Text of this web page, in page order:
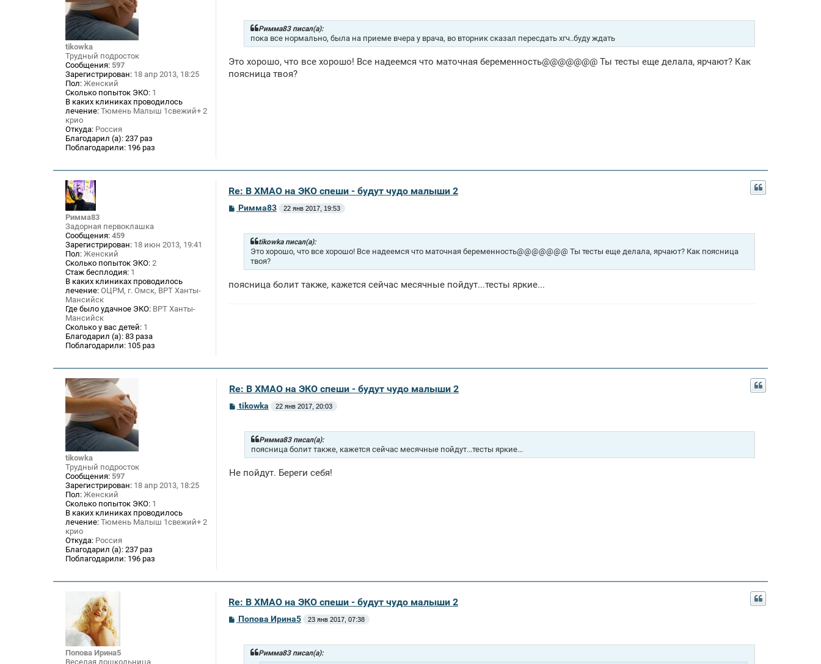
tikowka
Трудный подросток
Сообщения: 597
Зарегистрирован: 18 апр 2013, 18:25
Пол: Женский
Сколько попыток ЭКО: 1
В каких клиниках проводилось
лечение: Тюмень Малыш 1свежий+ 2
крио
Откуда: Россия
Благодарил (а): 237 раз
Поблагодарили: 196 раз
е
Римма83 писал(а):
пока все нормально, была на приеме вчера у врача, во вторник сказал пересдать хгч..буду ждать
Это хорошо, что все хорошо! Все надеемся что маточная беременность@@@@@@@ Ты тесты еще делала, ярчают? Как
поясница твоя?
Римма83
Задорная первоклашка
Сообщения: 459
Зарегистрирован: 18 июн 2013, 19:41
Пол: Женский
Сколько попыток ЭКО: 2
Стаж бесплодия: 1
В каких клиниках проводилось
лечение: ОЦРМ, г. Омск, ВРТ Ханты-
Мансийск
Где было удачное ЭКО: ВРТ Ханты-
Мансийск
Сколько у вас детей: 1
Благодарил (а): 83 раза
Поблагодарили: 105 раз
Re: В ХМАО на ЭКО спеши - будут чудо малыши 2
СРимма83 22 янв 2017, 19:53
tikowka писал(а):
Это хорошо, что все хорошо! Все надеемся что маточная беременность@@@@@@@ Ты тесты еще делала, ярчают? Как поясница
твоя?
поясница болит также, кажется сейчас месячные пойдут...тесты яркие...
tikowka
Трудный подросток
Сообщения: 597
Зарегистрирован: 18 апр 2013, 18:25
Пол: Женский
Сколько попыток ЭКО: 1
В каких клиниках проводилось
лечение: Тюмень Малыш 1свежий+ 2
крио
Откуда: Россия
Благодарил (а): 237 раз
Поблагодарили: 196 раз
Re: В ХМАО на ЭКО спеши - будут чудо малыши 2
С
е
tikowka 22 янв 2017, 20:03
Римма83 писал(а):
поясница болит также, кажется сейчас месячные пойдут...тесты яркие...
Не пойдут. Береги себя!
Попова Ирина5
Веселая дошкольница
Re: В ХМАО на ЭКО спеши - будут чудо малыши 2
СПопова Ирина5 23 янв 2017, 07:38
Римма83 писал(а):